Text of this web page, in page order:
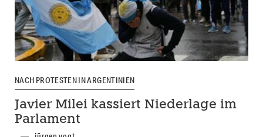
NACH PROTESTEN IN ARGENTINIEN
Javier Milei kassiert Niederlage im
Parlament